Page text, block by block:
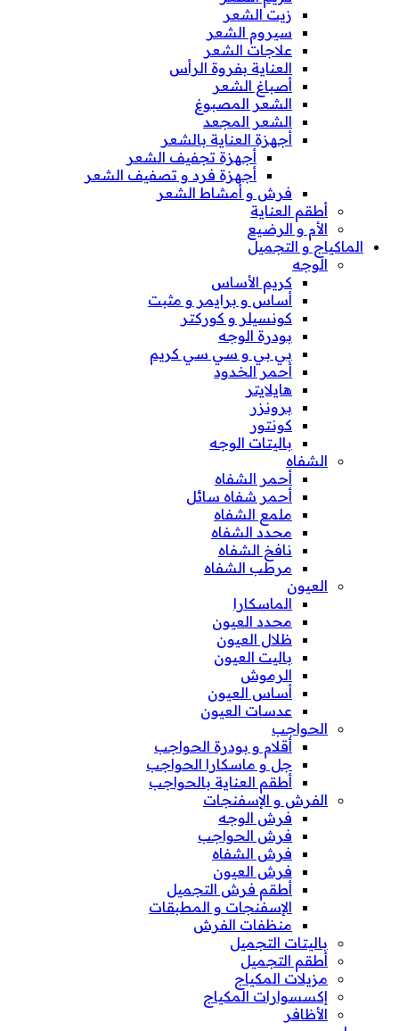
زيت الشعر
سيروم الشعر
علاجات الشعر
العناية بفروة الرأس
أصباغ الشعر
الشعر المصبوغ
الشعر المجعد
أجهزة العناية بالشعر
أجهزة تجفيف الشعر
أجهزة فرد و تصفيف الشعر
فرش و أمشاط الشعر
أطقم العناية
الأم و الرضيع
الماكياج و التجميل
الوجه
كريم الأساس
أساس و برايمر و مثبت
كونسيلر و كوركتر
بودرة الوجه
بي بي و سي سي كريم
أحمر الخدود
هايلايتر
برونزر
كونتور
باليتات الوجه
الشفاه
أحمر الشفاه
أحمر شفاه سائل
ملمع الشفاه
محدد الشفاه
نافخ الشفاه
مرطب الشفاه
العيون
الماسكارا
محدد العيون
ظلال العيون
باليت العيون
الرموش
أساس العيون
عدسات العيون
الحواجب
أقلام و بودرة الحواجب
جل و ماسكارا الحواجب
أطقم العناية بالحواجب
الفرش و الإسفنجات
فرش الوجه
فرش الحواجب
فرش الشفاه
فرش العيون
أطقم فرش التجميل
الإسفنجات و المطبقات
منظفات الفرش
باليتات التجميل
أطقم التجميل
مزيلات المكياج
إكسسوارات المكياج
الأظافر